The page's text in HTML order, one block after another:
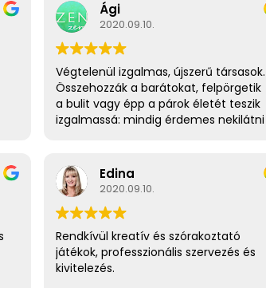
Ági
2020.09.10.
Végtelenül izgalmas, újszerű társasok.
Összehozzák a barátokat, felpörgetik
a bulit vagy épp a párok életét teszik
izgalmassá: mindig érdemes nekilátni
Edina
2020.09.10.
Rendkívül kreatív és szórakoztató
játékok, professzionális szervezés és
kivitelezés.